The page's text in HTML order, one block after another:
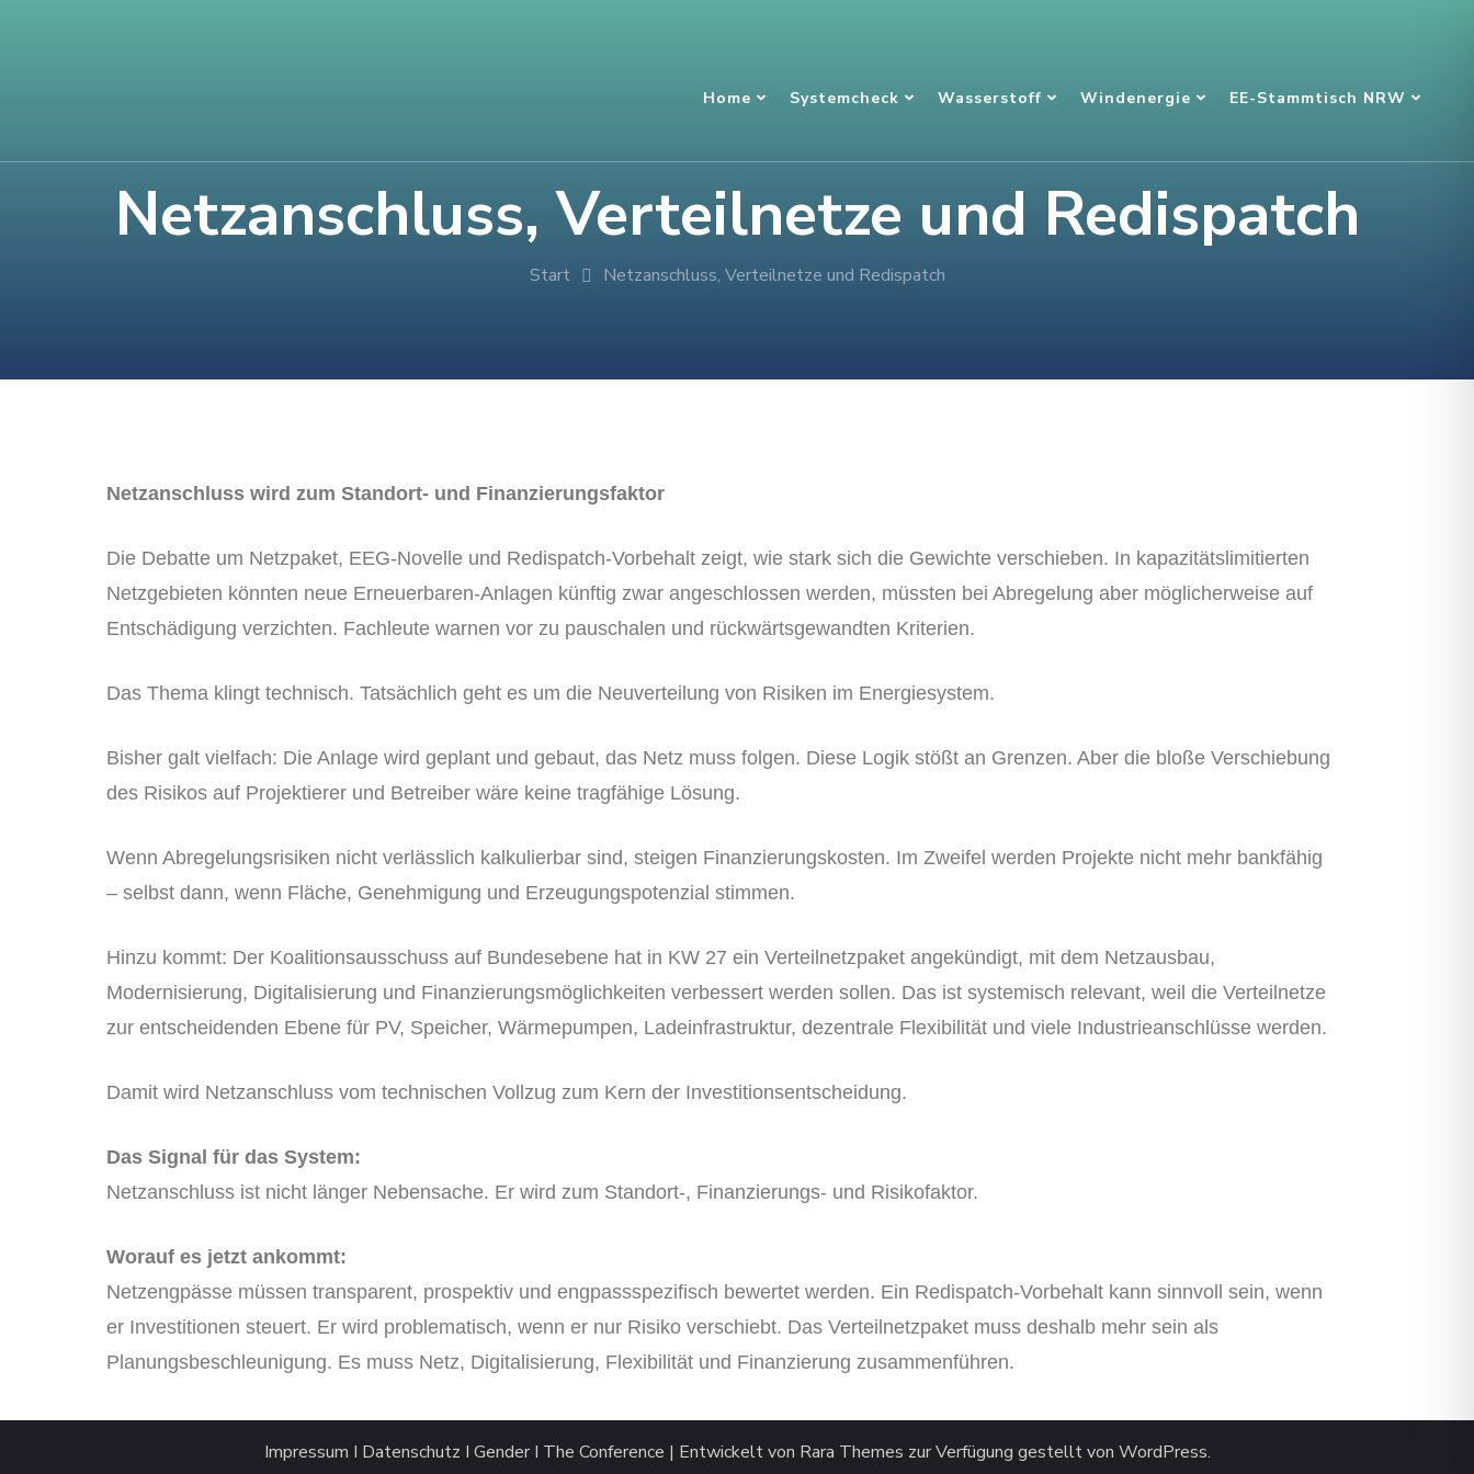
Home Systemcheck Wasserstoff Windenergie EE-Stammtisch NRW
Netzanschluss, Verteilnetze und Redispatch
Start Netzanschluss, Verteilnetze und Redispatch
Netzanschluss wird zum Standort- und Finanzierungsfaktor
Die Debatte um Netzpaket, EEG-Novelle und Redispatch-Vorbehalt zeigt, wie stark sich die Gewichte verschieben. In kapazitätslimitierten
Netzgebieten könnten neue Erneuerbaren-Anlagen künftig zwar angeschlossen werden, müssten bei Abregelung aber möglicherweise auf
Entschädigung verzichten. Fachleute warnen vor zu pauschalen und rückwärtsgewandten Kriterien.
Das Thema klingt technisch. Tatsächlich geht es um die Neuverteilung von Risiken im Energiesystem.
Bisher galt vielfach: Die Anlage wird geplant und gebaut, das Netz muss folgen. Diese Logik stößt an Grenzen. Aber die bloße Verschiebung
des Risikos auf Projektierer und Betreiber wäre keine tragfähige Lösung.
Wenn Abregelungsrisiken nicht verlässlich kalkulierbar sind, steigen Finanzierungskosten. Im Zweifel werden Projekte nicht mehr bankfähig
– selbst dann, wenn Fläche, Genehmigung und Erzeugungspotenzial stimmen.
Hinzu kommt: Der Koalitionsausschuss auf Bundesebene hat in KW 27 ein Verteilnetzpaket angekündigt, mit dem Netzausbau,
Modernisierung, Digitalisierung und Finanzierungsmöglichkeiten verbessert werden sollen. Das ist systemisch relevant, weil die Verteilnetze
zur entscheidenden Ebene für PV, Speicher, Wärmepumpen, Ladeinfrastruktur, dezentrale Flexibilität und viele Industrieanschlüsse werden.
Damit wird Netzanschluss vom technischen Vollzug zum Kern der Investitionsentscheidung.
Das Signal für das System:
Netzanschluss ist nicht länger Nebensache. Er wird zum Standort-, Finanzierungs- und Risikofaktor.
Worauf es jetzt ankommt:
Netzengpässe müssen transparent, prospektiv und engpassspezifisch bewertet werden. Ein Redispatch-Vorbehalt kann sinnvoll sein, wenn
er Investitionen steuert. Er wird problematisch, wenn er nur Risiko verschiebt. Das Verteilnetzpaket muss deshalb mehr sein als
Planungsbeschleunigung. Es muss Netz, Digitalisierung, Flexibilität und Finanzierung zusammenführen.
Impressum I Datenschutz I GenderI The Conference | Entwickelt von Rara Themes zur Verfügung gestellt von WordPress.